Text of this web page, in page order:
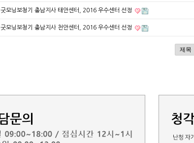
굿모닝보청기 충남지사 태안센터, 2016 우수센터 선정
굿모닝보청기 충남지사 천안센터, 2016 우수센터 선정